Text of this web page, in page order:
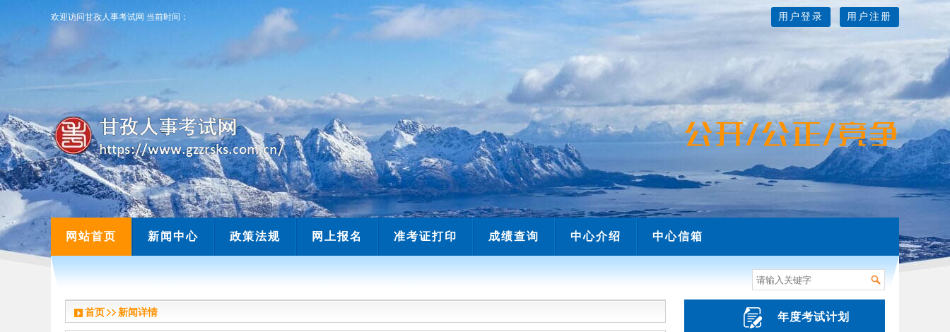
欢迎访问甘孜人事考试网 当前时间： 用户登录 用户注册
网站首页 新闻中心 政策法规 网上报名 准考证打印 成绩查询 中心介绍 中心信箱
欢迎访问甘孜人事考试网 当前时间：
首页 新闻详情 年度考试计划